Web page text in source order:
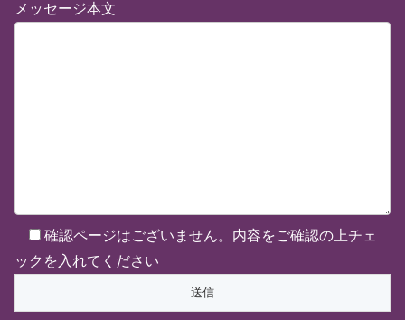
メッセージ本文
確認ページはございません。内容をご確認の上チェ
ックを入れてください